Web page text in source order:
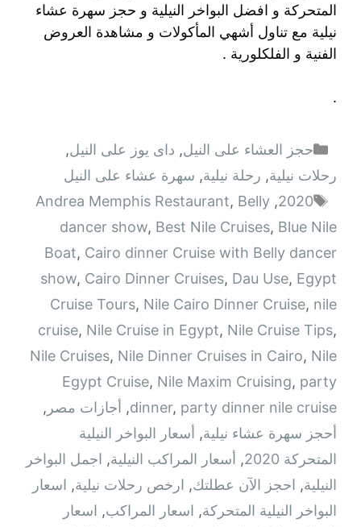
المتحركة و افضل البواخر النيلية و حجز سهرة عشاء
نيلية مع تناول أشهي المأكولات و مشاهدة العروض
الفنية و الفلكلورية .
.
التصنيفات
حجز العشاء على النيل, داى يوز على النيل,
رحلات نيلية, رحلة نيلية, سهرة عشاء على النيل
الوسوم
2020
,
Andrea Memphis Restaurant, Belly
dancer show, Best Nile Cruises, Blue Nile
Boat, Cairo dinner Cruise with Belly dancer
show, Cairo Dinner Cruises, Dau Use, Egypt
Cruise Tours, Nile Cairo Dinner Cruise, nile
cruise, Nile Cruise in Egypt, Nile Cruise Tips,
Nile Cruises, Nile Dinner Cruises in Cairo, Nile
Egypt Cruise, Nile Maxim Cruising, party
dinner, party dinner nile cruise
, أجازات مصر ,
أحجز سهرة عشاء نيلية, أسعار البواخر النيلية
المتحركة 2020
, أسعار المراكب النيلية, اجمل البواخر
النيلية, احجز الآن عطلتك, ارخص رحلات نيلية, اسعار
البواخر النيلية المتحركة, اسعار المراكب, اسعار